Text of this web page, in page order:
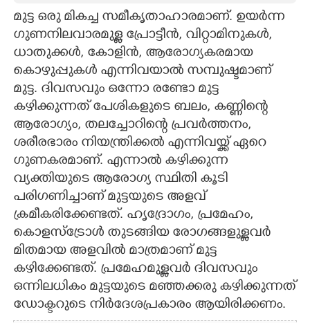
CARTOONS
LITERATURE
ZOOM
CONTACT US
മുട്ട ഒരു മികച്ച സമീകൃതാഹാരമാണ്. ഉയർന്ന
ഗുണനിലവാരമുള്ള പ്രോട്ടീൻ, വിറ്റാമിനുകൾ,​
ധാതുക്കൾ,​ കോളിൻ, ആരോഗ്യകരമായ
കൊഴുപ്പുകൾ എന്നിവയാൽ സമ്പുഷ്ടമാണ്
മുട്ട. ദിവസവും ഒന്നോ രണ്ടോ മുട്ട
കഴിക്കുന്നത് പേശികളുടെ ബലം, കണ്ണിന്റെ
ആരോഗ്യം, തലച്ചോറിന്റെ പ്രവർത്തനം,
ശരീരഭാരം നിയന്ത്രിക്കൽ എന്നിവയ്ക്ക് ഏറെ
ഗുണകരമാണ്. എന്നാൽ കഴിക്കുന്ന
വ്യക്തിയുടെ ആരോഗ്യ സ്ഥിതി കൂടി
പരിഗണിച്ചാണ് മുട്ടയുടെ അളവ്
ക്രമീകരിക്കേണ്ടത്. ഹൃദ്രോഗം,​ പ്രമേഹം,​
കൊളസ്ട്രോൾ തുടങ്ങിയ രോഗങ്ങളുള്ളവർ
മിതമായ അളവിൽ മാത്രമാണ് മുട്ട
കഴിക്കേണ്ടത്. പ്രമേഹമുള്ളവർ ദിവസവും
ഒന്നിലധികം മുട്ടയുടെ മഞ്ഞക്കരു കഴിക്കുന്നത്
ഡോക്ടറുടെ നിർദേശപ്രകാരം ആയിരിക്കണം.